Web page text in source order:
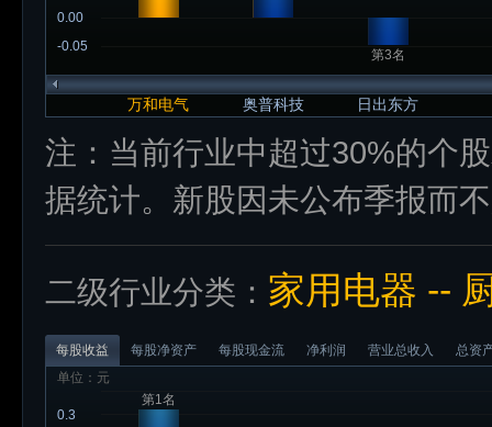
万和电气 奥普科技 日出东方
-0.05
0.00
第3名
注：当前行业中超过30%的个
据统计。新股因未公布季报而
二级行业分类： 家用电器 --
每股收益 每股净资产 每股现金流 净利润 营业总收入
总资
单位：元
0.3
第1名